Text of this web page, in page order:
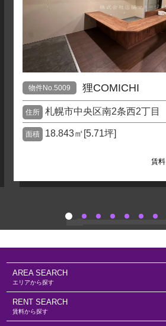
物件No.5009 狸COMICHI
住所 札幌市中央区南2条西2丁目
面積 18.843㎡[5.71坪]
賃料
エリアから探す
AREA SEARCH
賃料から探す
RENT SEARCH